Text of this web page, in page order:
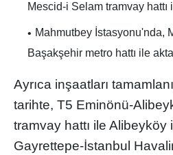
Mescid-i Selam tramvay hattı
Mahmutbey İstasyonu'nda,
Başakşehir metro hattı ile
Ayrıca inşaatları
tarihte, T5 Eminönü-
tramvay hattı ile
Gayrettepe-İstanbul